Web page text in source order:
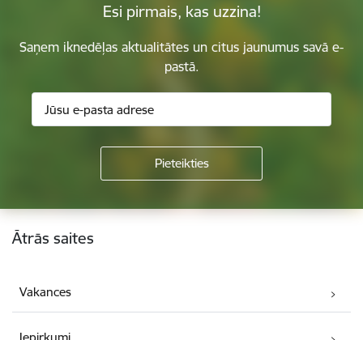
Esi pirmais, kas uzzina!
Saņem iknedēļas aktualitātes un citus jaunumus savā e-
pastā.
Kājene
Ātrās saites
Vakances